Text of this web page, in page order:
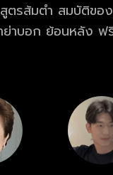
รส้มตำ สมบัติขอ